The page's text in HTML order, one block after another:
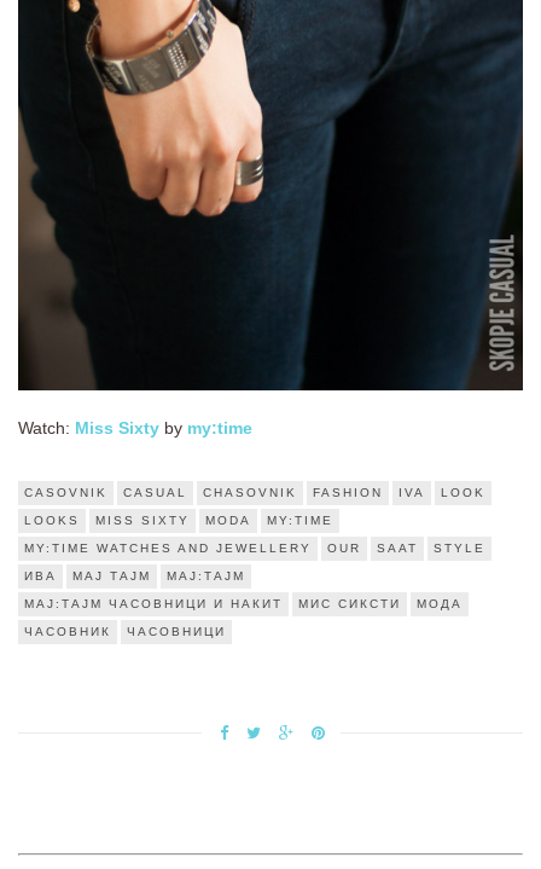
Watch: Miss Sixty by my:time
CASOVNIK CASUAL CHASOVNIK FASHION IVA LOOK
LOOKS MISS SIXTY MODA MY:TIME
MY:TIME WATCHES AND JEWELLERY OUR SAAT STYLE
ИВА МАЈ ТАЈМ МАЈ:ТАЈМ
МАЈ:ТАЈМ ЧАСОВНИЦИ И НАКИТ МИС СИКСТИ МОДА
ЧАСОВНИК ЧАСОВНИЦИ